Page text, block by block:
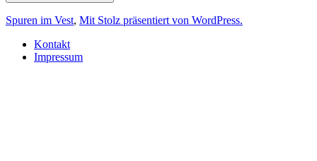
Spuren im Vest, Mit Stolz präsentiert von WordPress.
Kontakt
Impressum